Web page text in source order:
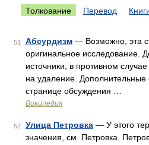
Толкование Перевод
51 Абсурдизм — Возможно, эта
оригинальное исследование.
источники, в противном
на удаление. Дополнительные
странице обсуждения …
Википедия
52 Улица Петровка — У этого
значения, см. Петровка.